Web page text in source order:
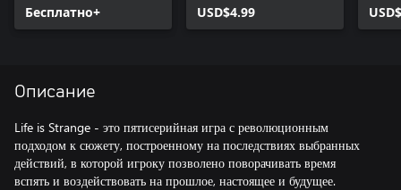
Бесплатно+ USD$4.99
Описание
Life is Strange - это пятисерийная игра с революционным
подходом к сюжету, построенному на последствиях выбранных
действий, в которой игроку позволено поворачивать время
вспять и воздействовать на прошлое, настоящее и будущее.